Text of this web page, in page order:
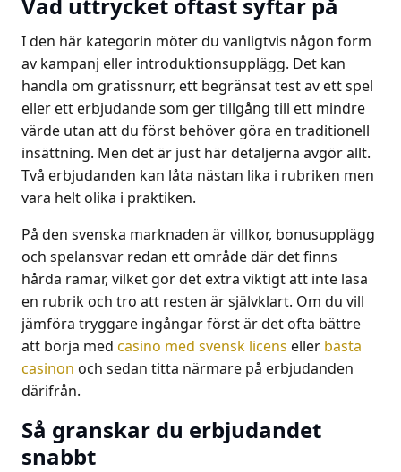
I den här kategorin möter du vanligtvis någon form
av kampanj eller introduktionsupplägg. Det kan
handla om gratissnurr, ett begränsat test av ett spel
eller ett erbjudande som ger tillgång till ett mindre
värde utan att du först behöver göra en traditionell
insättning. Men det är just här detaljerna avgör allt.
Två erbjudanden kan låta nästan lika i rubriken men
vara helt olika i praktiken.
På den svenska marknaden är villkor, bonusupplägg
och spelansvar redan ett område där det finns
hårda ramar, vilket gör det extra viktigt att inte läsa
en rubrik och tro att resten är självklart. Om du vill
jämföra tryggare ingångar först är det ofta bättre
att börja med casino med svensk licens eller bästa
casinon och sedan titta närmare på erbjudanden
därifrån.
Så granskar du erbjudandet
snabbt